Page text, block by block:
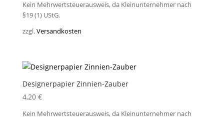
Kein Mehrwertsteuerausweis, da Kleinunternehmer nach
§19 (1) UStG.
zzgl.Versandkosten
Designerpapier Zinnien-Zauber
4,20 €
Kein Mehrwertsteuerausweis, da Kleinunternehmer nach